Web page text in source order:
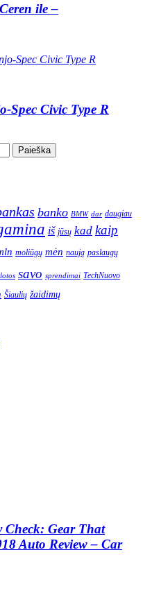
ile –
Spec Civic Type R
banko BMW dar daugiau
iš jūsų kad kaip
moliūgų mėn naują paslaugų
savo sprendimai TechNuovo
Šiaulių žaidimų
Check: Gear That
Auto Review – Car